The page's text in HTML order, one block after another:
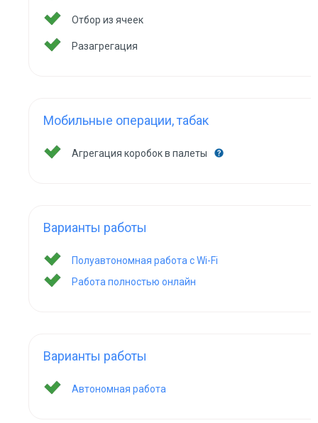
Отбор из ячеек
Разагрегация
Мобильные операции, табак
Агрегация коробок в палеты
Варианты работы
Полуавтономная работа с Wi-Fi
Работа полностью онлайн
Варианты работы
Автономная работа